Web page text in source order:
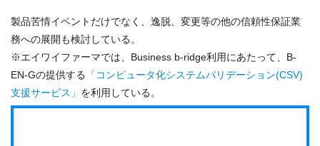
製品苦情イベントだけでなく、逸脱、変更等の他の信頼性保証業
務への展開も検討している。
※エイワイファーマでは、Business b-ridge利用にあたって、B-
EN-Gの提供する
「コンピュータ化システムバリデーション(CSV)
支援サービス」 を利用している。